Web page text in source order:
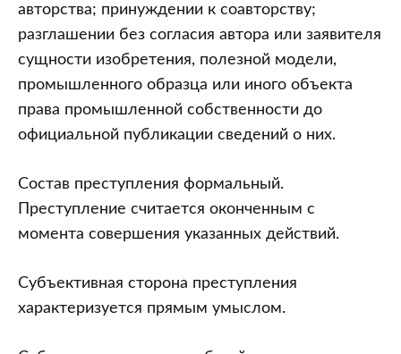
авторства; принуждении к соавторству;
разглашении без согласия автора или заявителя
сущности изобретения, полезной модели,
промышленного образца или иного объекта
права промышленной собственности до
официальной публикации сведений о них.
Состав преступления формальный.
Преступление считается оконченным с
момента совершения указанных действий.
Субъективная сторона преступления
характеризуется прямым умыслом.